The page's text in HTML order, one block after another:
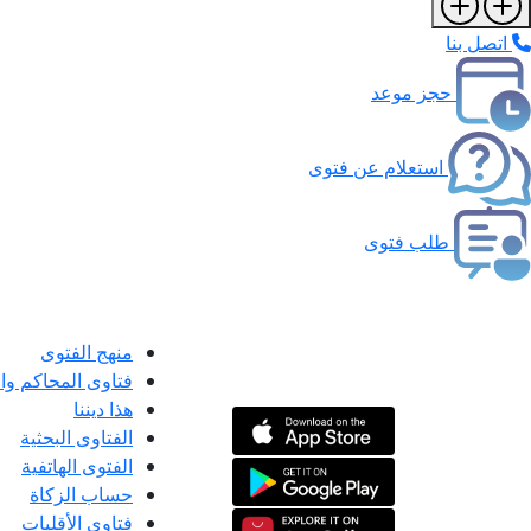
اتصل بنا
حجز موعد
استعلام عن فتوى
طلب فتوى
منهج الفتوى
فتاوى المحاكم
هذا ديننا
الفتاوى البحثية
الفتوى الهاتفية
حساب الزكاة
فتاوى الأقليات